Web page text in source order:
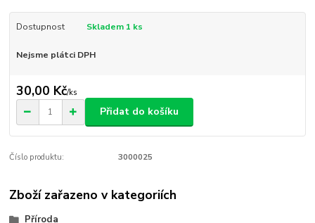
Dostupnost Skladem 1 ks
Nejsme plátci DPH
30,00 Kč/ks
Přidat do košíku
Číslo produktu: 3000025
Zboží zařazeno v kategoriích
Příroda